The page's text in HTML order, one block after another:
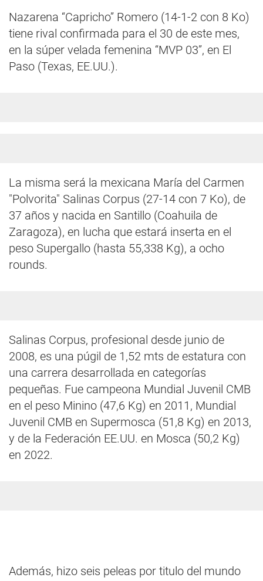
Nazarena “Capricho” Romero (14-1-2 con 8 Ko)
tiene rival confirmada para el 30 de este mes,
en la súper velada femenina “MVP 03”, en El
Paso (Texas, EE.UU.).
La misma será la mexicana María del Carmen
"Polvorita" Salinas Corpus (27-14 con 7 Ko), de
37 años y nacida en Santillo (Coahuila de
Zaragoza), en lucha que estará inserta en el
peso Supergallo (hasta 55,338 Kg), a ocho
rounds.
Salinas Corpus, profesional desde junio de
2008, es una púgil de 1,52 mts de estatura con
una carrera desarrollada en categorías
pequeñas. Fue campeona Mundial Juvenil CMB
en el peso Minino (47,6 Kg) en 2011, Mundial
Juvenil CMB en Supermosca (51,8 Kg) en 2013,
y de la Federación EE.UU. en Mosca (50,2 Kg)
en 2022.
Además, hizo seis peleas por titulo del mundo